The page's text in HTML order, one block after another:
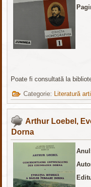
Poate fi consultată la
Categorie:
Literatură
Arthur Loebel,
Dorna